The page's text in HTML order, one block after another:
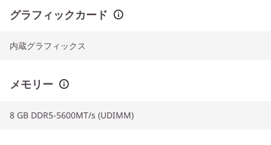
グラフィックカード
内蔵グラフィックス
メモリー
8 GB DDR5-5600MT/s (UDIMM)